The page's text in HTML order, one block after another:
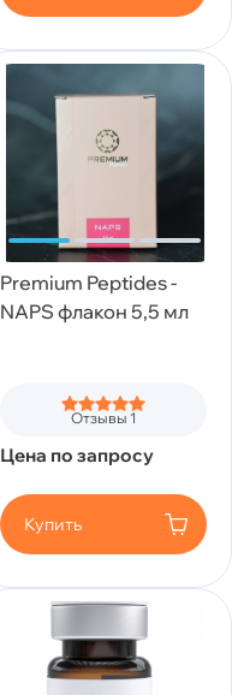
Premium Peptides -
NAPS флакон 5,5 мл
Отзывы 1
Цена по запросу
Купить